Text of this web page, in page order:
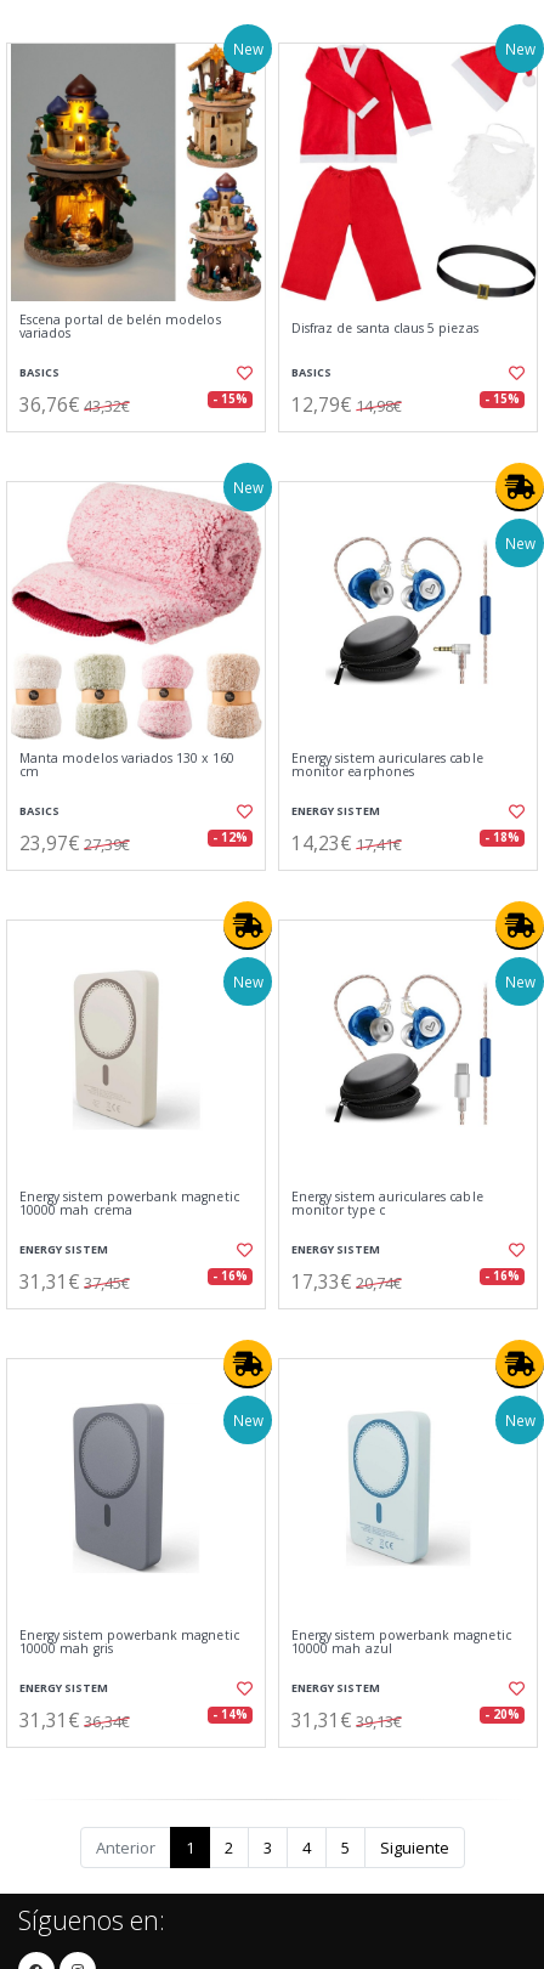
New
Escena portal de belén modelos
variados
BASICS
36,76€ 43,32€ - 15%
New
Disfraz de santa claus 5 piezas
BASICS
12,79€ 14,98€ - 15%
New
Manta modelos variados 130 x 160
cm
BASICS
23,97€ 27,39€ - 12%
New
Energy sistem auriculares cable
monitor earphones
ENERGY SISTEM
14,23€ 17,41€ - 18%
New
Energy sistem powerbank magnetic
10000 mah crema
ENERGY SISTEM
31,31€ 37,45€ - 16%
New
Energy sistem auriculares cable
monitor type c
ENERGY SISTEM
17,33€ 20,74€ - 16%
New
Energy sistem powerbank magnetic
10000 mah gris
ENERGY SISTEM
31,31€ 36,34€ - 14%
New
Energy sistem powerbank magnetic
10000 mah azul
ENERGY SISTEM
31,31€ 39,13€ - 20%
Anterior 1 2 3 4 5 Siguiente
Síguenos en: